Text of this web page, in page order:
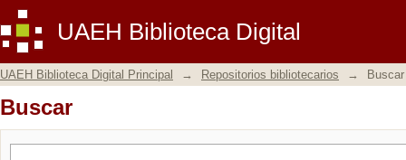
UAEH Biblioteca Digital
Buscar
UAEH Biblioteca Digital Principal → Repositorios bibliotecarios → Buscar
Buscar